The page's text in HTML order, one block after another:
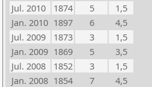
Jul. 2010
1874 5
1,5
Jan. 2010 1897 6
4,5
Jul. 2009
1873 3
1,5
Jan. 2009 1869 5
3,5
Jul. 2008
1852 3
1,5
Jan. 2008 1854 7
4,5